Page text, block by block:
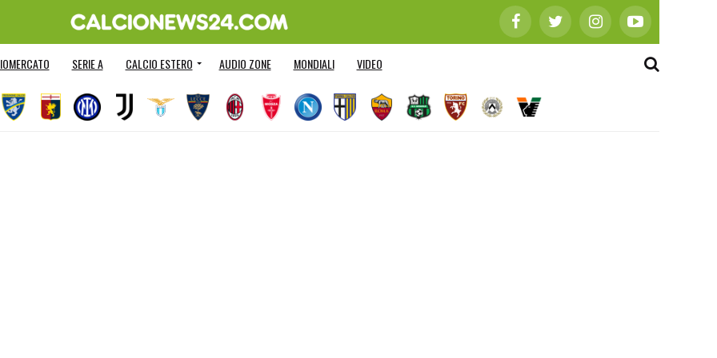
SERIE A CALCIO ESTERO AUDIO ZONE MONDIALI VIDEO